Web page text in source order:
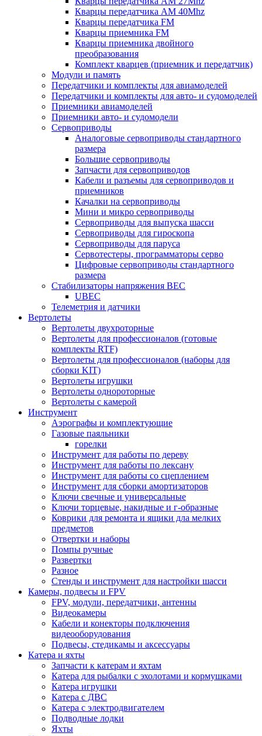
Кварцы передатчика AM 40Mhz
Кварцы передатчика FM
Кварцы приемника FM
Кварцы приемника двойного
преобразования
Комплект кварцев (приемник и передатчик)
Модули и память
Передатчики и комплекты для авиамоделей
Передатчики и комплекты для авто- и судомоделей
Приемники авиамоделей
Приемники авто- и судомодели
Сервоприводы
Аналоговые сервоприводы стандартного
размера
Большие сервоприводы
Запчасти для сервоприводов
Кабели и разъемы для сервоприводов и
приемников
Качалки на сервоприводы
Мини и микро сервоприводы
Сервоприводы для выпуска шасси
Сервоприводы для гироскопа
Сервоприводы для паруса
Сервотестеры, программаторы серво
Цифровые сервоприводы стандартного
размера
Стабилизаторы напряжения BEC
UBEC
Телеметрия и датчики
Вертолеты
Вертолеты двухроторные
Вертолеты для профессионалов (готовые
комплекты RTF)
Вертолеты для профессионалов (наборы для
сборки KIT)
Вертолеты игрушки
Вертолеты однороторные
Вертолеты с камерой
Инструмент
Аэрографы и комплектующие
Газовые паяльники
горелки
Инструмент для работы по дереву
Инструмент для работы по лексану
Инструмент для работы со сцеплением
Инструмент для сборки амортизаторов
Ключи свечные и универсальные
Ключи торцевые, накидные и г-образные
Коврики для ремонта и ящики дла мелких
предметов
Отвертки и наборы
Помпы ручные
Развертки
Разное
Стенды и инструмент для настройки шасси
Камеры, подвесы и FPV
FPV, модули, передатчики, антенны
Видеокамеры
Кабели и конекторы подключения
видеооборудования
Подвесы, стедикамы и аксессуары
Катера и яхты
Запчасти к катерам и яхтам
Катера для рыбалки с эхолотами и кормушками
Катера игрушки
Катера с ДВС
Катера с электродвигателем
Подводные лодки
Яхты